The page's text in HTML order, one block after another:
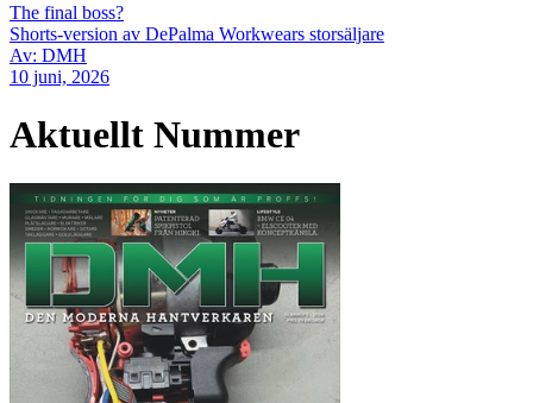
The final boss?
Shorts-version av DePalma Workwears storsäljare
Av: DMH
10 juni, 2026
Aktuellt Nummer